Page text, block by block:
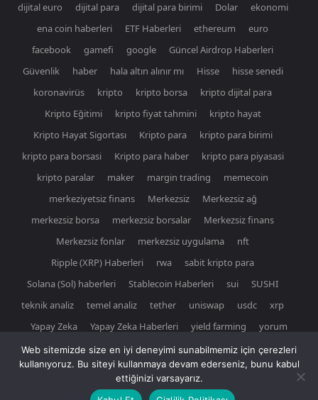
dijital euro
dijital para dijital para birimi Dolar
ekonomi
ena coin haberleri
ETF Haberleri ethereum
euro
facebook
gamefi google
Güncel Airdrop Haberleri
Güvenlik
haber hala altın alınır mı Hisse
hisse senedi
koronavirüs
kripto kripto borsa
kripto dijital para
Kripto Eğitimi
kripto fiyat tahmini
kripto hayat
Kripto Hayat Sigortası
Kripto para
kripto para birimi
kripto para borsasi
Kripto para haber
kripto para piyasasi
kripto paralar
maker margin trading
memecoin
merkeziyetsiz finans
Merkezsiz
Merkezsiz ağ
merkezsiz borsa
merkezsiz borsalar
Merkezsiz finans
Merkezsiz fonlar
merkezsiz uygulama
nft
Ripple (XRP) Haberleri
rwa
sabit kripto para
Solana (Sol) haberleri
Stablecoin Haberleri sui
SUSHI
teknik analiz
temel analiz tether uniswap usdc
xrp
Yapay Zeka
Yapay Zeka Haberleri yield farming yorum
© Newspaper WordPress Theme by TagDiv
Web sitemizde size en iyi deneyimi sunabilmemiz için çerezleri
kullanıyoruz. Bu siteyi kullanmaya devam ederseniz, bunu kabul
ettiğinizi varsayarız.